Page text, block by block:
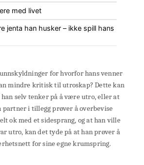
med livet
jenta han husker – ikke spill hans
for hvorfor hans venner
mindre kritisk til utroskap? Dette kan
selv tenker på å være utro, eller at
partner i tillegg prøver å overbevise
ok med et sidesprang, og at han ville
utro, kan det tyde på at han prøver å
for sine egne krumspring.